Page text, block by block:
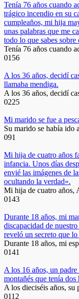
Tenía 76 años cuando
trágico incendio en su
cumpleaños, mi hija
unas palabras que me
todo lo que sabes
Tenía 76 años cuando
0156
A los 36 años, decidí
llamaba mendiga.
A los 36 años, decidí
0225
Mi marido se fue a
Su marido se había ido
091
Mi hija de cuatro años
infancia. Unos días
envié las imágenes de
ocultando la verdad».
Mi hija de cuatro años,
0143
Durante 18 años, mi
discapacidad de
reveló un secreto que
Durante 18 años, mi
0141
A los 16 años, un
montañés que tenía dos
A los dieciséis años, su
0112